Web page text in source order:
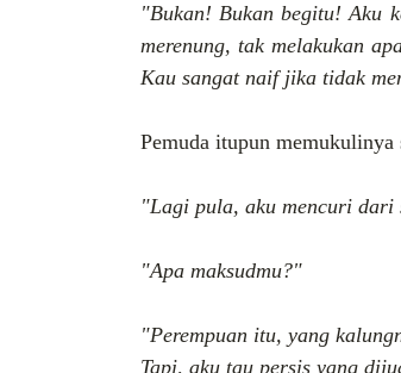
"Bukan! Bukan begitu! Aku
merenung, tak melakukan
Kau sangat naif jika tidak
Pemuda itupun memukulinya
"Lagi pula, aku mencuri dari
"Apa maksudmu?"
"Perempuan itu, yang
Tapi, aku tau persis yang